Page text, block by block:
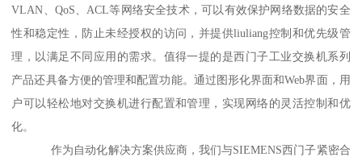
VLAN、QoS、ACL等网络安全技术，可以有效保护网络数据的安全
性和稳定性，防止未经授权的访问，并提供liuliang控制和优先级管
理，以满足不同应用的需求。值得一提的是西门子工业交换机系列
产品还具备方便的管理和配置功能。通过图形化界面和Web界面，用
户可以轻松地对交换机进行配置和管理，实现网络的灵活控制和优
化。
作为自动化解决方案供应商，我们与SIEMENS西门子紧密合